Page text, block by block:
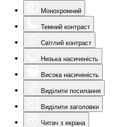
Монохромний
Темний контраст
Світлий контраст
Низька насиченість
Висока насиченість
Виділити посилання
Виділити заголовки
Читач з екрана